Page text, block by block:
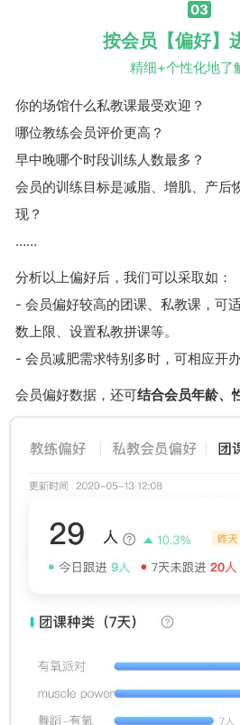
03
按会员【偏好】
精细+个性化地了
你的场馆什么私教课最受欢迎？
哪位教练会员评价更高？
早中晚哪个时段训练人数最多？
会员的训练目标是减脂、增肌、产后
现？
……
分析以上偏好后，我们可以采取如：
- 会员偏好较高的团课、私教课，可
数上限、设置私教拼课等。
- 会员减肥需求特别多时，可相应开
会员偏好数据，还可结合会员年龄、